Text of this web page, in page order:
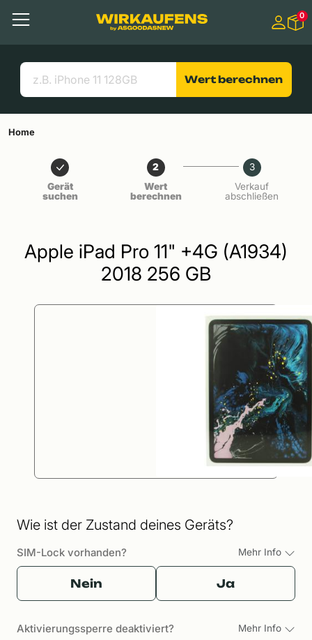
Menü
Suchen
Nützliche Links
0
Wert berechnen
Home
Gerät
suchen
2
Wert
berechnen
3
Verkauf
abschließen
Apple iPad Pro 11" +4G (A1934)
2018 256 GB
Wie ist der Zustand deines Geräts?
SIM-Lock vorhanden? Mehr Info
Nein Ja
Aktivierungssperre deaktiviert? Mehr Info